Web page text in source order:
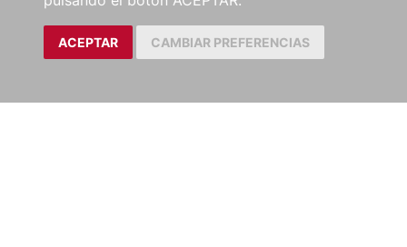
ACEPTAR CAMBIAR PREFERENCIAS